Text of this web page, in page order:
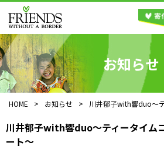
お知らせ
HOME > お知らせ > 川井郁子with響duo〜
川井郁子with響duo〜ティータイム
ート〜